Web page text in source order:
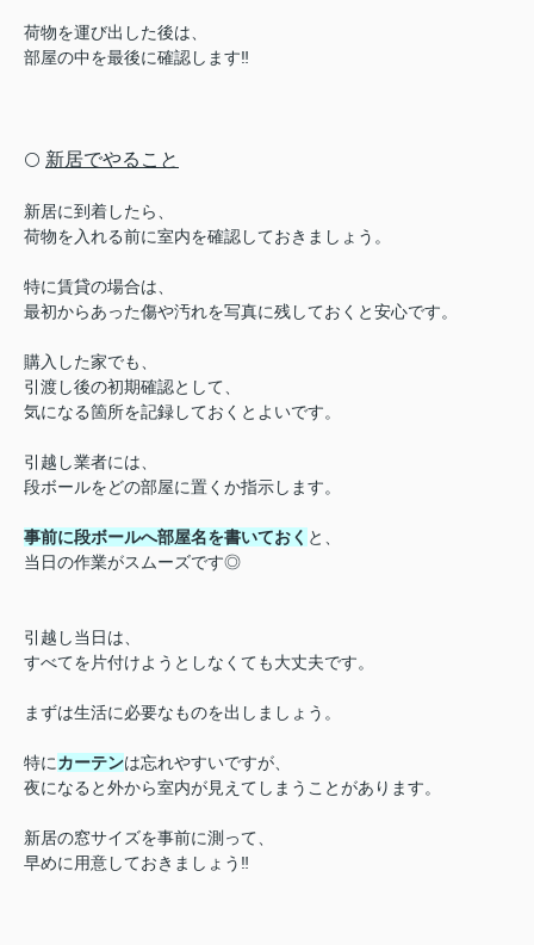
荷物を運び出した後は、
部屋の中を最後に確認します‼︎
⚪️ 新居でやること
新居に到着したら、
荷物を入れる前に室内を確認しておきましょう。
特に賃貸の場合は、
最初からあった傷や汚れを写真に残しておくと安心です。
購入した家でも、
引渡し後の初期確認として、
気になる箇所を記録しておくとよいです。
引越し業者には、
段ボールをどの部屋に置くか指示します。
事前に段ボールへ部屋名を書いておく と、
当日の作業がスムーズです◎
引越し当日は、
すべてを片付けようとしなくても大丈夫です。
まずは生活に必要なものを出しましょう。
特にカーテンは忘れやすいですが、
夜になると外から室内が見えてしまうことがあります。
新居の窓サイズを事前に測って、
早めに用意しておきましょう‼︎